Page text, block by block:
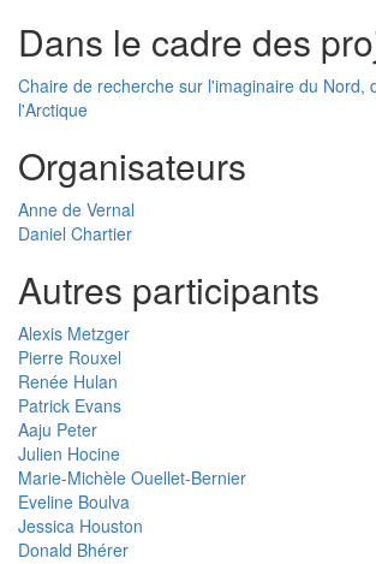
Dans le cadre des
Chaire de recherche sur l'imaginaire du Nord,
l'Arctique
Organisateurs
Anne de Vernal
Daniel Chartier
Autres participants
Alexis Metzger
Pierre Rouxel
Renée Hulan
Patrick Evans
Aaju Peter
Julien Hocine
Marie-Michèle Ouellet-Bernier
Eveline Boulva
Jessica Houston
Donald Bhérer